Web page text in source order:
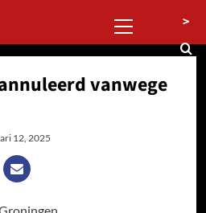
menu
>
vanwege
12, 2025